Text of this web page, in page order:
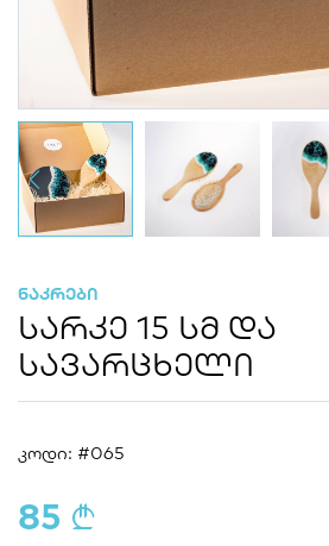
ნაკრები
ᲡᲐᲠᲙᲔ 15 ᲡᲛ ᲓᲐ
ᲡᲐᲕᲐᲠᲪᲮᲔᲚᲘ
კოდი: #065
85 a